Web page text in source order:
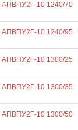
АПВПУ2Г-10 1240/70
АПВПУ2Г-10 1240/95
АПВПУ2Г-10 1300/25
АПВПУ2Г-10 1300/35
АПВПУ2Г-10 1300/50